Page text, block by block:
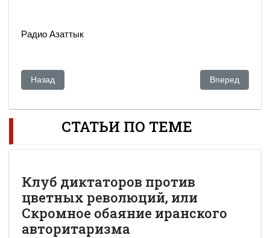
Радио Азаттык
Предыдущий: Казахстан: К убийству Геннадия Павлюка
Назад Следующий: В
Вперед
СТАТЬИ ПО ТЕМЕ
Клуб диктаторов против
цветных революций, или
Скромное обаяние иранского
авторитаризма